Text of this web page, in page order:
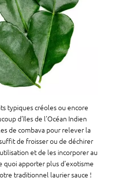
typiques créoles ou encore
d’îles de l’Océan Indien
de combava pour relever la
de froisser ou de déchirer
et de les incorporer au
quoi apporter plus d’exotisme
traditionnel laurier sauce !